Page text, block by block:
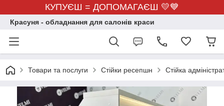
КУПУЄШ = ДОПОМАГАЄШ 💛💙
Красуня - обладнання для салонів краси
Товари та послуги Стійки ресепшн Стійка